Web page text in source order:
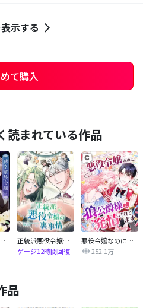
示する
て購入
読まれている作品
薄幸華族令嬢は時を戻りて返り咲く
正統派悪役令嬢の裏事情
ゲージ12時間回復
悪役令嬢なのに、狼公爵様に発情されてます
252.1万
品